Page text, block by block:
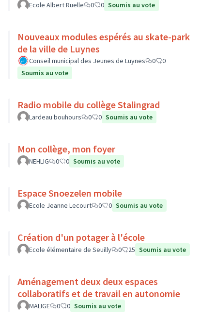
Ecole Albert Ruelle 0 0 Soumis au vote
Nouveaux modules espérés au skate-park
de la ville de Luynes
Conseil municipal des Jeunes de Luynes 0
0
Soumis au vote
Radio mobile du collège Stalingrad
Lardeau bouhours 0 0 Soumis au vote
Mon collège, mon foyer
NEHLIG 0 0 Soumis au vote
Espace Snoezelen mobile
Ecole Jeanne Lecourt 0 0 Soumis au vote
Création d'un potager à l'école
Ecole élémentaire de Seuilly 0 25 Soumis au vote
Aménagement deux deux espaces
collaboratifs et de travail en autonomie
MALIGE 0 0 Soumis au vote